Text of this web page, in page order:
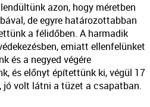
azon, hogy méretben
de egyre határozottabban
a félidőben. A harmadik
emiatt ellenfelünket
és a negyed végére
és előnyt építettünk ki, végül 17
volt látni a tüzet a csapatban.